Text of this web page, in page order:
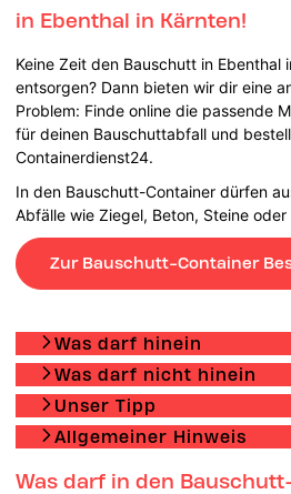
in Ebenthal in Kärnten!
Keine Zeit den Bauschutt in Ebenthal
entsorgen? Dann bieten wir dir eine
Problem: Finde online die passende
für deinen Bauschuttabfall und
Containerdienst24.
In den Bauschutt-Container dürfen
Abfälle wie Ziegel, Beton, Steine
Zur Bauschutt-Container
Was darf hinein
Was darf nicht hinein
Unser Tipp
Allgemeiner Hinweis
Was darf in den